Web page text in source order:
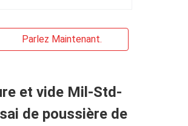
Parlez Maintenant.
et vide Mil-Std-
de poussière de